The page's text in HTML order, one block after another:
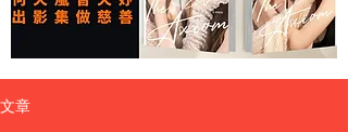
文章